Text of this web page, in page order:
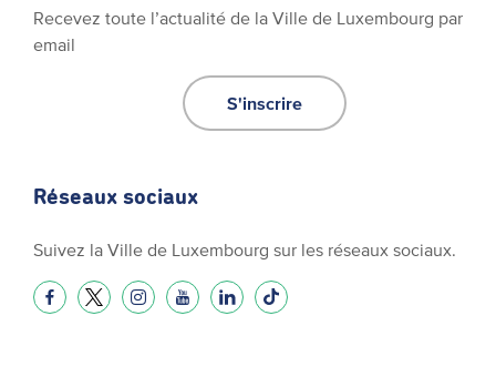
Recevez toute l’actualité de la Ville de Luxembourg par
email
S'inscrire
Réseaux sociaux
Suivez la Ville de Luxembourg sur les réseaux sociaux.